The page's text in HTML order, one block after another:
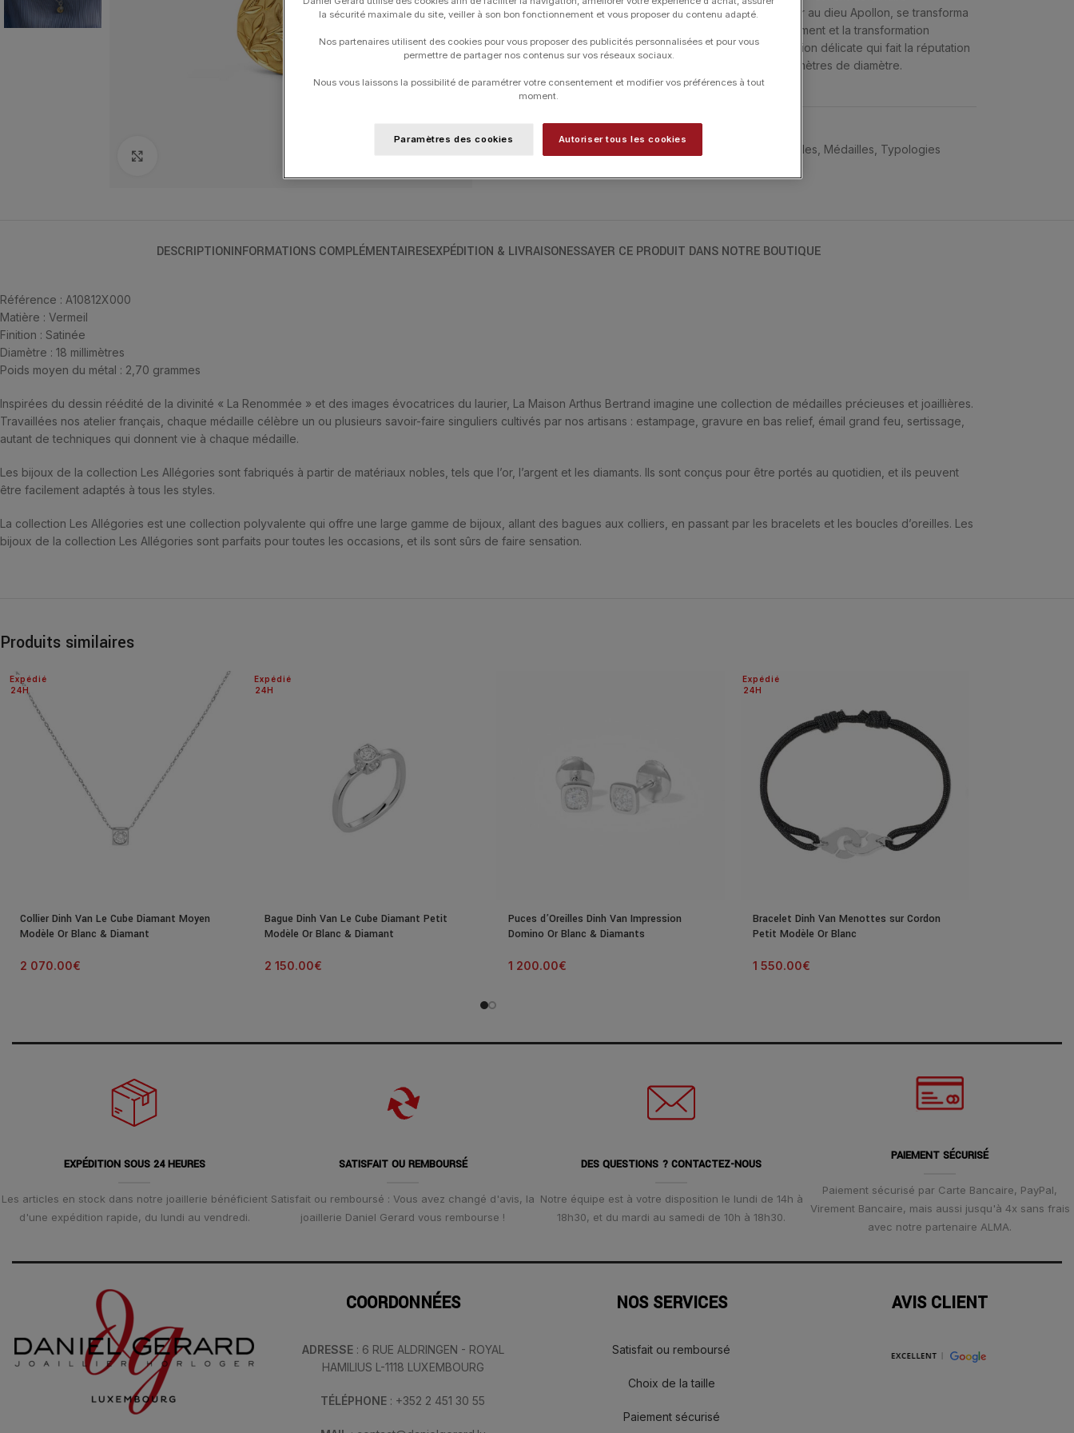
métamorphose de la nymphe Daphné, qui pour échapper au dieu Apollon, se transforma
un jour en laurier. Les contours flous suggèrent le mouvement et la transformation
imminente de la nymphe. La médaille met en valeur la finition délicate qui fait la réputation
de nos ateliers. Cette médaille en vermeil mesure 18 millimètres de diamètre.
Médailles Médailles Typologies
DESCRIPTIONINFORMATIONS COMPLÉMENTAIRESEXPÉDITION & LIVRAISONESSAYER CE PRODUIT DANS NOTRE BOUTIQUE
Référence : A10812X000
Matière : Vermeil
Finition : Satinée
Diamètre : 18 millimètres
Poids moyen du métal : 2,70 grammes
Inspirées du dessin réédité de la divinité « La Renommée » et des images évocatrices du laurier, La Maison Arthus Bertrand imagine une collection de médailles précieuses et joaillières.
Travaillées nos atelier français, chaque médaille célèbre un ou plusieurs savoir-faire singuliers cultivés par nos artisans : estampage, gravure en bas relief, émail grand feu, sertissage,
autant de techniques qui donnent vie à chaque médaille.
Les bijoux de la collection Les Allégories sont fabriqués à partir de matériaux nobles, tels que l’or, l’argent et les diamants. Ils sont conçus pour être portés au quotidien, et ils peuvent
être facilement adaptés à tous les styles.
La collection Les Allégories est une collection polyvalente qui offre une large gamme de bijoux, allant des bagues aux colliers, en passant par les bracelets et les boucles d’oreilles. Les
bijoux de la collection Les Allégories sont parfaits pour toutes les occasions, et ils sont sûrs de faire sensation.
Produits similaires
24H
Expédié
Collier Dinh Van Le Cube Diamant Moyen
Modèle Or Blanc & Diamant
2 070.00€
24H
Expédié
Bague Dinh Van Le Cube Diamant Petit
Modèle Or Blanc & Diamant
2 150.00€
Puces d’Oreilles Dinh Van Impression
Domino Or Blanc & Diamants
1 200.00€
24H
Expédié
Bracelet Dinh Van Menottes sur Cordon
Petit Modèle Or Blanc
1 550.00€
EXPÉDITION SOUS 24 HEURES
Les articles en stock dans notre joaillerie bénéficient
d'une expédition rapide, du lundi au vendredi.
SATISFAIT OU REMBOURSÉ
Satisfait ou remboursé : Vous avez changé d'avis, la
joaillerie Daniel Gerard vous rembourse !
DES QUESTIONS ? CONTACTEZ-NOUS
Notre équipe est à votre disposition le lundi de 14h à
18h30, et du mardi au samedi de 10h à 18h30.
PAIEMENT SÉCURISÉ
Paiement sécurisé par Carte Bancaire, PayPal,
Virement Bancaire, mais aussi jusqu'à 4x sans frais
avec notre partenaire ALMA.
COORDONNÉES
ADRESSE: 6 RUE ALDRINGEN - ROYAL
HAMILIUS L-1118 LUXEMBOURG
TÉLÉPHONE : +352 2 451 30 55
NOS SERVICES
Satisfait ou remboursé
Choix de la taille
Paiement sécurisé
AVIS CLIENT
la sécurité maximale du site, veiller à son bon fonctionnement et vous proposer du contenu adapté.
Nos partenaires utilisent des cookies pour vous proposer des publicités personnalisées et pour vous
permettre de partager nos contenus sur vos réseaux sociaux.
Nous vous laissons la possibilité de paramétrer votre consentement et modifier vos préférences à tout
moment.
Paramètres des cookies Autoriser tous les cookies